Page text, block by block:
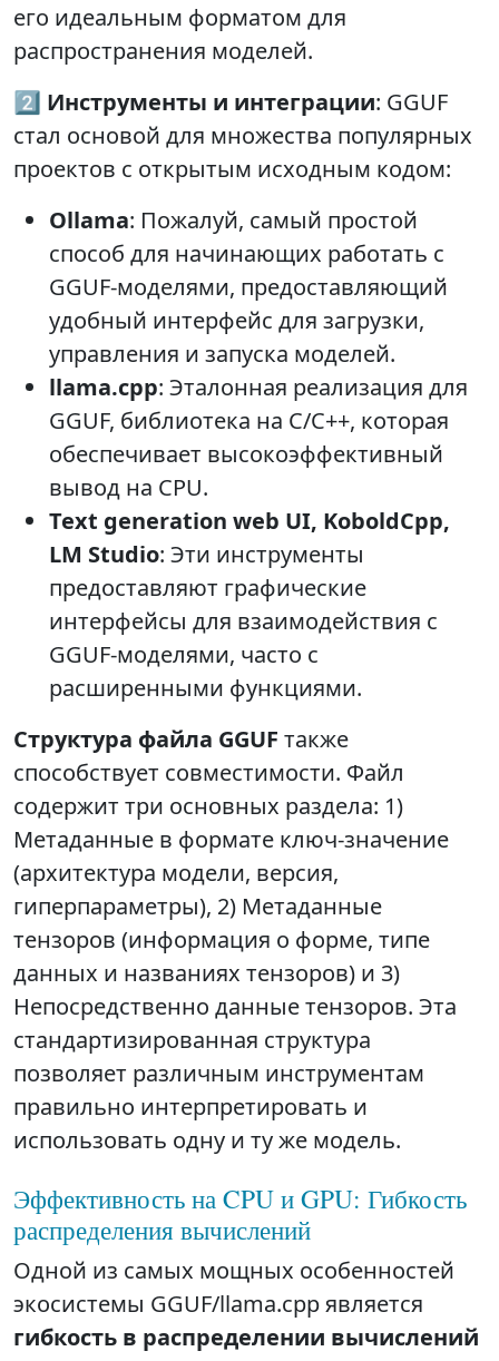
его идеальным форматом для
распространения моделей.
2️⃣ Инструменты и интеграции: GGUF
стал основой для множества популярных
проектов с открытым исходным кодом:
Ollama: Пожалуй, самый простой
способ для начинающих работать с
GGUF-моделями, предоставляющий
удобный интерфейс для загрузки,
управления и запуска моделей.
llama.cpp: Эталонная реализация для
GGUF, библиотека на C/C++, которая
обеспечивает высокоэффективный
вывод на CPU.
Text generation web UI, KoboldCpp,
LM Studio: Эти инструменты
предоставляют графические
интерфейсы для взаимодействия с
GGUF-моделями, часто с
расширенными функциями.
Структура файла GGUF также
способствует совместимости. Файл
содержит три основных раздела: 1)
Метаданные в формате ключ-значение
(архитектура модели, версия,
гиперпараметры), 2) Метаданные
тензоров (информация о форме, типе
данных и названиях тензоров) и 3)
Непосредственно данные тензоров. Эта
стандартизированная структура
позволяет различным инструментам
правильно интерпретировать и
использовать одну и ту же модель.
Эффективность на CPU и GPU: Гибкость
распределения вычислений
Одной из самых мощных особенностей
экосистемы GGUF/llama.cpp является
гибкость в распределении вычислений